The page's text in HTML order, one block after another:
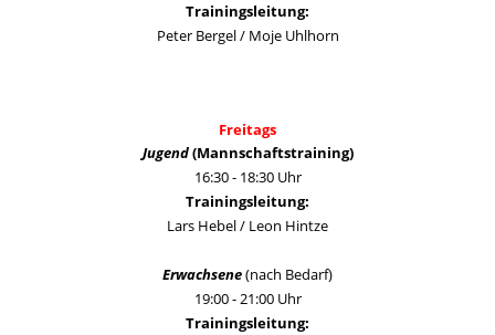
Trainingsleitung:
Peter Bergel / Moje Uhlhorn
Freitags
Jugend(Mannschaftstraining)
16:30 - 18:30 Uhr
Trainingsleitung:
Lars Hebel / Leon Hintze
Erwachsene(nach Bedarf)
19:00 - 21:00 Uhr
Trainingsleitung: